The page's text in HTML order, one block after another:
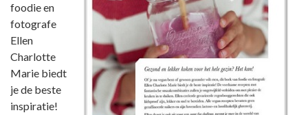
foodie en
fotografe
Ellen
Charlotte
Marie biedt
je de beste
inspiratie!